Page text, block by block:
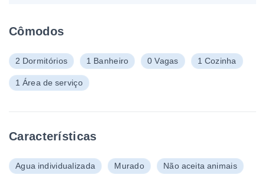
Cômodos
2 Dormitórios 1 Banheiro 0 Vagas 1 Cozinha
1 Área de serviço
Características
Agua individualizada Murado Não aceita animais